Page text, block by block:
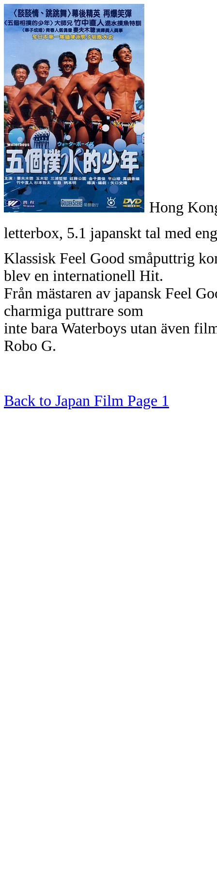
Hong
letterbox, 5.1 japanskt tal med
Klassisk Feel Good småputtrig
blev en internationell Hit.
Från mästaren av japansk Feel
charmiga puttrare som
inte bara Waterboys utan även
Robo G.
Back to Japan Film Page 1